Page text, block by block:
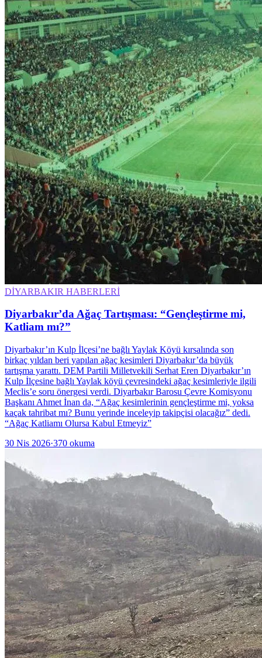
DİYARBAKIR HABERLERİ
Diyarbakır’da Ağaç Tartışması: “Gençleştirme mi,
Katliam mı?”
Diyarbakır’ın Kulp İlçesi’ne bağlı Yaylak Köyü kırsalında son
birkaç yıldan beri yapılan ağaç kesimleri Diyarbakır’da büyük
tartışma yarattı. DEM Partili Milletvekili Serhat Eren Diyarbakır’ın
Kulp İlçesine bağlı Yaylak köyü çevresindeki ağaç kesimleriyle ilgili
Meclis’e soru önergesi verdi. Diyarbakır Barosu Çevre Komisyonu
Başkanı Ahmet İnan da, “Ağaç kesimlerinin gençleştirme mi, yoksa
kaçak tahribat mı? Bunu yerinde inceleyip takipçisi olacağız” dedi.
“Ağaç Katliamı Olursa Kabul Etmeyiz”
30 Nis 2026·370 okuma